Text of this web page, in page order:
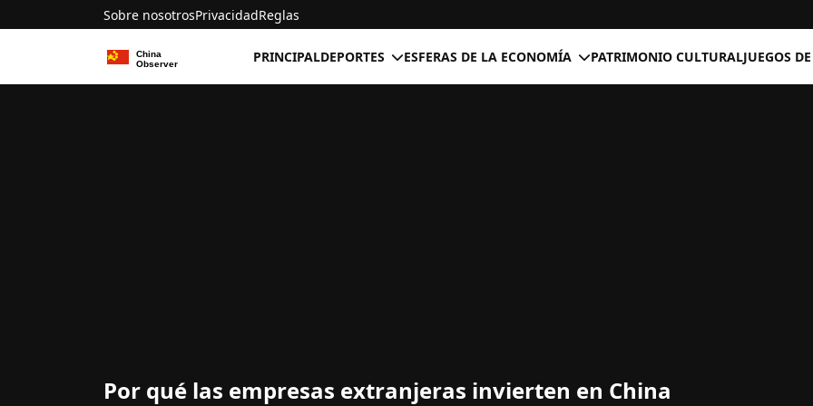
Sobre nosotrosPrivacidadReglas
PRINCIPALDEPORTES ESFERAS DE LA ECONOMÍA PATRIMONIO CULTURALJUEGOS
Por qué las empresas extranjeras invierten en China